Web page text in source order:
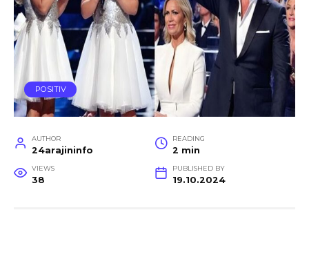
POSITIV
AUTHOR
24arajininfo
READING
2 min
VIEWS
38
PUBLISHED BY
19.10.2024